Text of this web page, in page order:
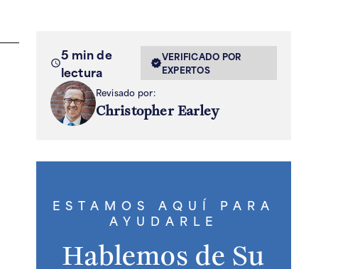
5 min de
lectura
VERIFICADO POR
EXPERTOS
Revisado por:
Christopher Earley
ESTAMOS AQUÍ PARA
AYUDARLE
Hablemos de Su